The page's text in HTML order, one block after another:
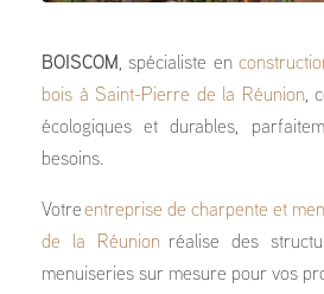
BOISCOM , spécialiste en
bois à Saint-Pierre de la Réunion,
écologiques et durables,
besoins.
Votre entreprise de charpente et
de la Réunionréalise des
menuiseries sur mesure pour vos